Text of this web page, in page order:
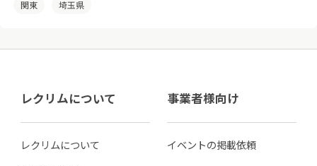
関東 埼玉県
レクリムについて
レクリムについて
事業者様向け
イベントの掲載依頼